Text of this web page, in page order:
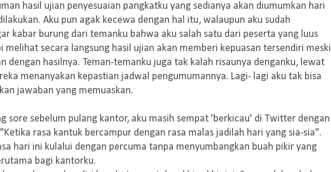
hasil ujian penyesuaian pangkatku yang sedianya akan diumumkan hari
Aku pun agak kecewa dengan hal itu, walaupun aku sudah
kabar burung dari temanku bahwa aku salah satu dari peserta yang luus
melihat secara langsung hasil ujian akan memberi kepuasan tersendiri meski
dengan hasilnya. Teman-temanku juga tak kalah risaunya denganku, lewat
menanyakan kepastian jadwal pengumumannya. Lagi- lagi aku tak bisa
jawaban yang memuaskan.
sore sebelum pulang kantor, aku masih sempat 'berkicau' di Twitter dengan
rasa kantuk bercampur dengan rasa malas jadilah hari yang sia-sia".
hari ini kulalui dengan percuma tanpa menyumbangkan buah pikir yang
bagi kantorku.